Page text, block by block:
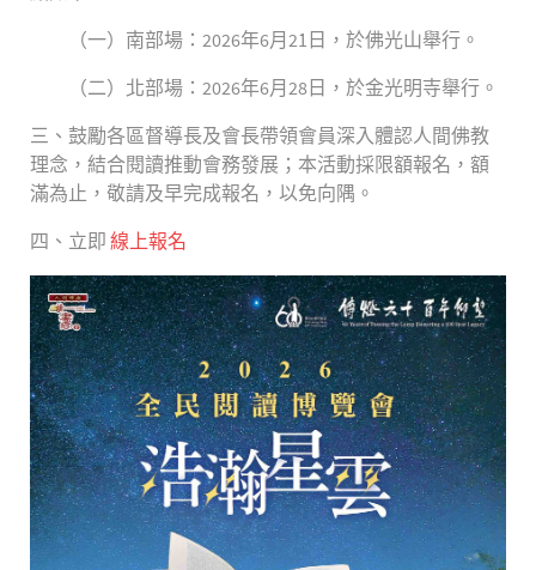
（一）南部場：2026年6月21日，於佛光山舉行。
（二）北部場：2026年6月28日，於金光明寺舉行。
三、鼓勵各區督導長及會長帶領會員深入體認人間佛教
理念，結合閱讀推動會務發展；本活動採限額報名，額
滿為止，敬請及早完成報名，以免向隅。
四、立即 線上報名